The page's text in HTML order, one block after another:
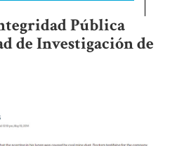
Pública
de Investigación de